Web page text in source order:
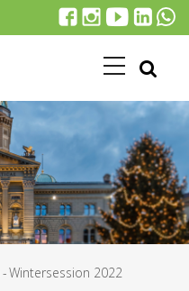
-Wintersession 2022